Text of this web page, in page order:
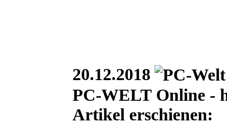
20.12.2018
PC-WELT Online -
Artikel erschienen: